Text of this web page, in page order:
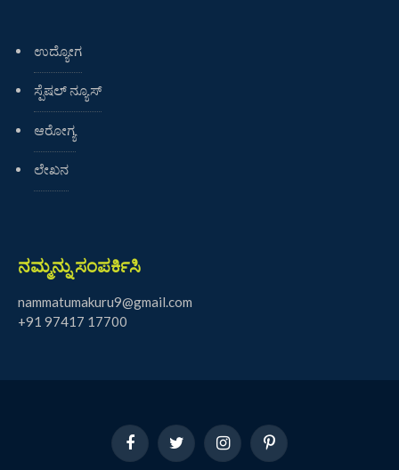
ಉದ್ಯೋಗ
ಸ್ಪೆಷಲ್ ನ್ಯೂಸ್
ಆರೋಗ್ಯ
ಲೇಖನ
ನಮ್ಮನ್ನು ಸಂಪರ್ಕಿಸಿ
nammatumakuru9@gmail.com
+91 97417 17700
FacebookTwitter InstagramPinterest